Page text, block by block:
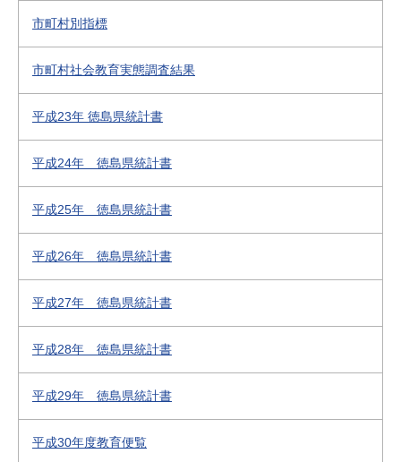
市町村別指標
市町村社会教育実態調査結果
平成23年 徳島県統計書
平成24年 徳島県統計書
平成25年 徳島県統計書
平成26年 徳島県統計書
平成27年 徳島県統計書
平成28年 徳島県統計書
平成29年 徳島県統計書
平成30年度教育便覧